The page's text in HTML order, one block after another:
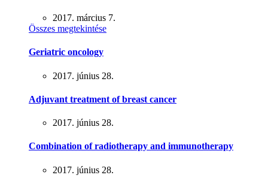
2017. március 7.
Összes megtekintése
Geriatric oncology
2017. június 28.
Adjuvant treatment of breast cancer
2017. június 28.
Combination of radiotherapy and immunotherapy
2017. június 28.